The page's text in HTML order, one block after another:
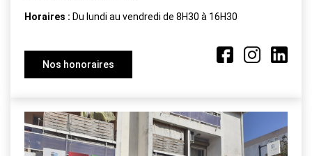
Horaires : Du lundi au vendredi de 8H30 à 16H30
Nos honoraires